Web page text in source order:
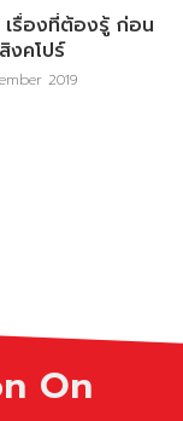
เรื่องที่ต้องรู้ ก่อน
งคโปร์
2019
On